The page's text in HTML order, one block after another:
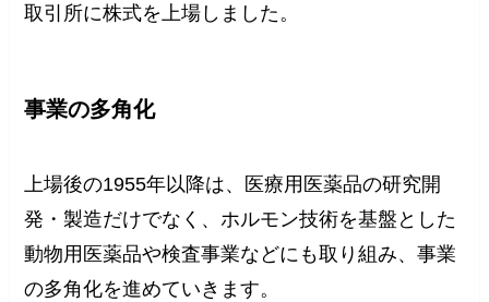
取引所に株式を上場しました。
事業の多角化
上場後の1955年以降は、医療用医薬品の研究開
発・製造だけでなく、ホルモン技術を基盤とした
動物用医薬品や検査事業などにも取り組み、事業
の多角化を進めていきます。